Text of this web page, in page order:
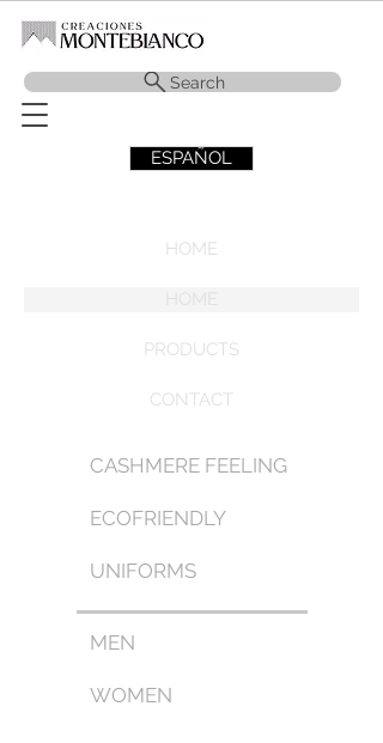
Search
ESPAÑOL
HOME
PRODUCTS
CONTACT
CASHMERE FEELING
ECOFRIENDLY
UNIFORMS
MEN
WOMEN